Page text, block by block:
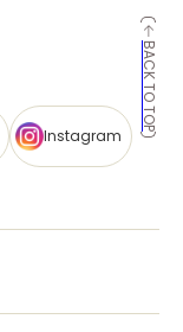
BACK TO TOP
Instagram